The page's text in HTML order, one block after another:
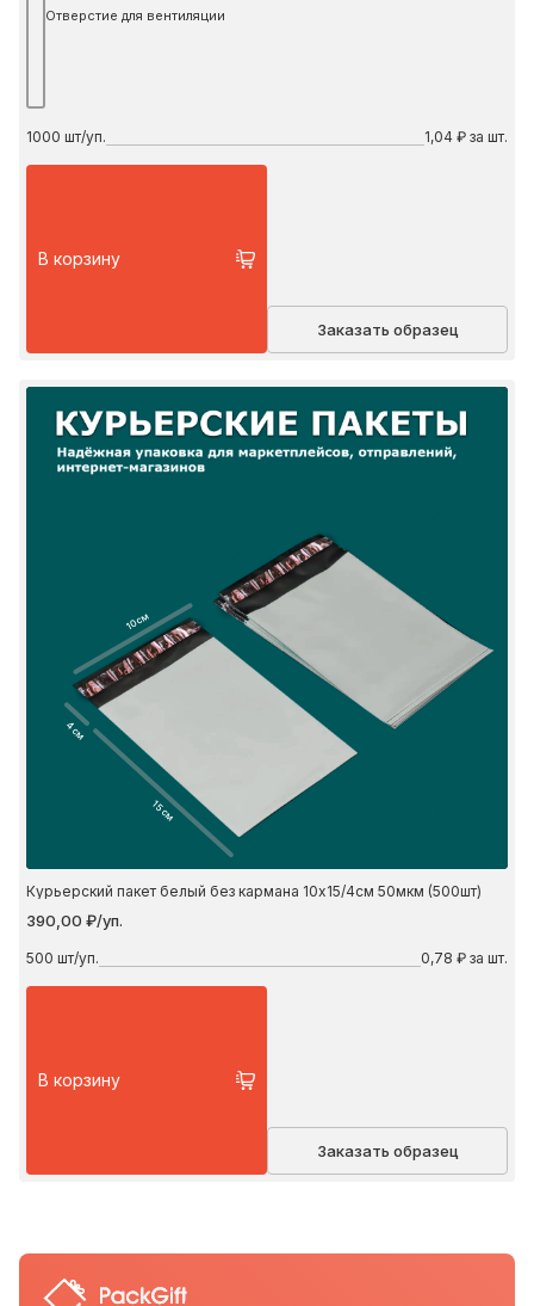
Отверстие для вентиляции
1000 шт/уп. 1,04 ₽ за шт.
В корзину
Заказать образец
10 см
4 см
15 см
Курьерский пакет белый без кармана 10х15/4см 50мкм (500шт)
390,00 ₽/уп.
500 шт/уп. 0,78 ₽ за шт.
В корзину
Заказать образец